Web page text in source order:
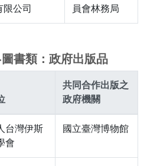
限公司
員會林務局
書類：政府出版品
共同合作出版之
政府機關
台灣伊斯
會
國立臺灣博物館